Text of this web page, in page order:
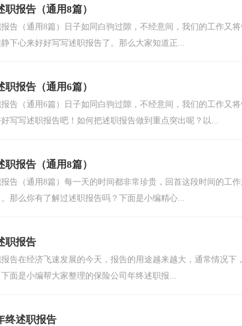
报告（通用8篇）
告（通用8篇）日子如同白驹过隙，不经意间，我们的工作又
下心来好好写写述职报告了。那么大家知道正...
职报告（通用6篇）
告（通用6篇）日子如同白驹过隙，不经意间，我们的工作又
写写述职报告吧！如何把述职报告做到重点突出呢？以...
报告（通用8篇）
告（通用8篇）每一天的时间都非常珍贵，回首这段时间的工
那么你有了解过述职报告吗？下面是小编精心...
职报告
告在经济飞速发展的今天，报告的用途越来越大，通常情况下
面是小编帮大家整理的保险公司年终述职报...
终述职报告